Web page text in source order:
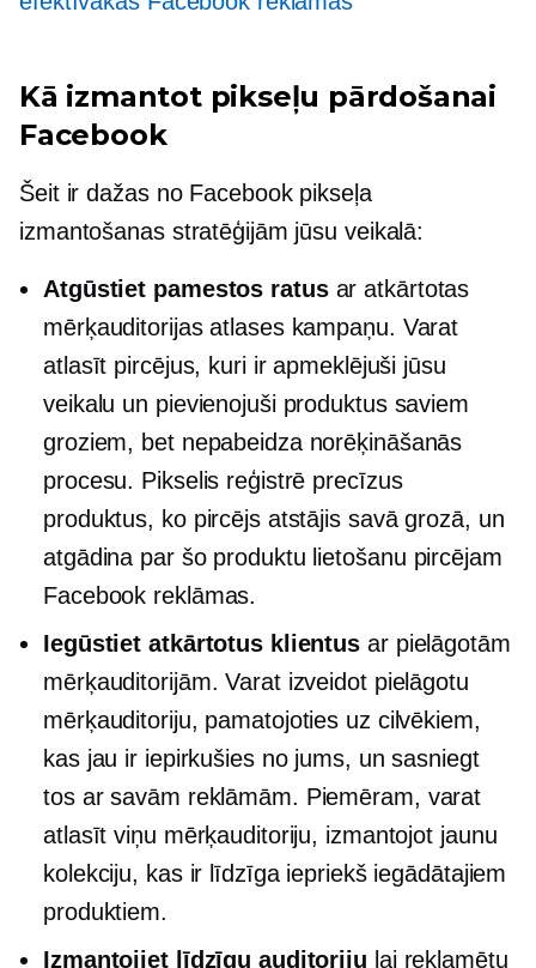
Kā izmantot pikseļu pārdošanai
Facebook
Šeit ir dažas no Facebook pikseļa
izmantošanas stratēģijām jūsu veikalā:
Atgūstiet pamestos ratusar atkārtotas
mērķauditorijas atlases kampaņu. Varat
atlasīt pircējus, kuri ir apmeklējuši jūsu
veikalu un pievienojuši produktus saviem
groziem, bet nepabeidza norēķināšanās
procesu. Pikselis reģistrē precīzus
produktus, ko pircējs atstājis savā grozā, un
atgādina par šo produktu lietošanu pircējam
Facebook reklāmas.
Iegūstiet atkārtotus klientus ar pielāgotām
mērķauditorijām. Varat izveidot pielāgotu
mērķauditoriju, pamatojoties uz cilvēkiem,
kas jau ir iepirkušies no jums, un sasniegt
tos ar savām reklāmām. Piemēram, varat
atlasīt viņu mērķauditoriju, izmantojot jaunu
kolekciju, kas ir līdzīga iepriekš iegādātajiem
produktiem.
Izmantojiet līdzīgu auditoriju lai reklamētu